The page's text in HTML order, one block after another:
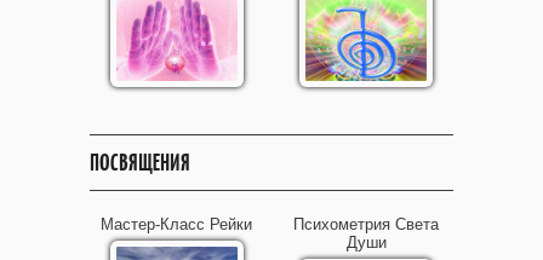
ПОСВЯЩЕНИЯ
Мастер-Класс Рейки
Психометрия Света
Души